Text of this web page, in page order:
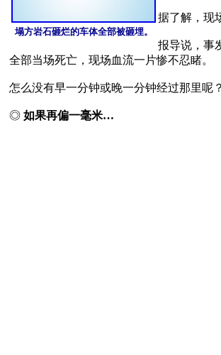
塌方岩石砸烂的车体全部被砸埋。
据了解，现
报导说，事
全部当场死亡，现场血流一片惨不忍睹。
怎么没有早一分钟或晚一分钟经过那里呢
◎ 如果再偏一毫米…